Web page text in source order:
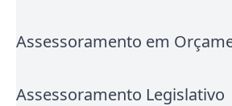
Assessoramento em
Assessoramento Legislativo